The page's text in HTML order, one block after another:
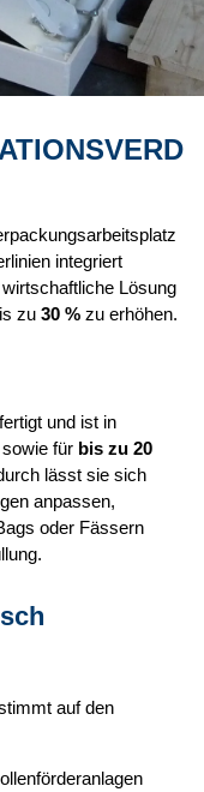
integriert
Lösung
zu 30 % zu erhöhen.
und ist in
sowie für bis zu 20
lässt sie sich
anpassen,
oder Fässern
auf den